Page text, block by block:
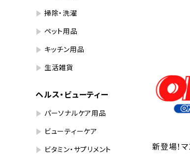
掃除・洗濯
ペット用品
キッチン用品
生活雑貨
ヘルス・ビューティー
パーソナルケア用品
ビューティーケア
ビタミン・サプリメント
新登場！